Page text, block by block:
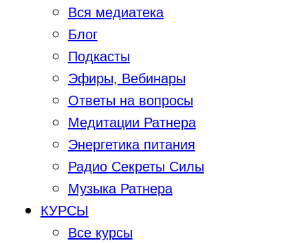
Вся медиатека
Блог
Подкасты
Эфиры, Вебинары
Ответы на вопросы
Медитации Ратнера
Энергетика питания
Радио Секреты Силы
Музыка Ратнера
КУРСЫ
Все курсы